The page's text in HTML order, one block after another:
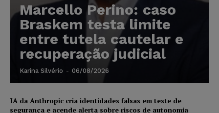
Marcello Perino: caso
Braskem testa limite
entre tutela cautelar e
recuperação judicial
Karina Silvério - 06/08/2026
IA da Anthropic cria identidades falsas em teste de
segurança e acende alerta sobre riscos de autonomia